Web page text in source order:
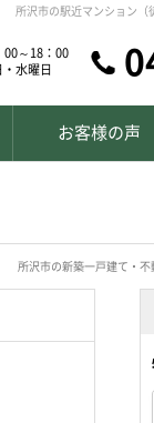
所沢市の駅近マンション（
00～18：00
水曜日
お客様の声
所沢市の新築一戸建て・